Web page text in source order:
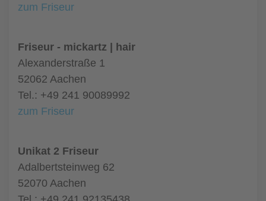
zum Friseur
Friseur - mickartz | hair
Alexanderstraße 1
52062 Aachen
Tel.: +49 241 90089992
zum Friseur
Unikat 2 Friseur
Adalbertsteinweg 62
52070 Aachen